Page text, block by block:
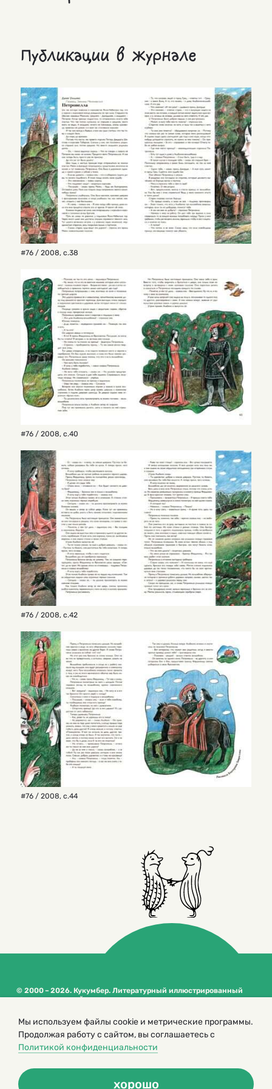
Публикации в журнале
#76 / 2008, с.38
#76 / 2008, с.40
#76 / 2008, с.42
#76 / 2008, с.44
© 2000 – 2026. Кукумбер. Литературный иллюстрированный
журнал для детей
сайта
Политика конфиденциальности
Мы используем файлы cookie и метрические программы.
Продолжая работу с сайтом, вы соглашаетесь с
Политикой конфиденциальности
хорошо